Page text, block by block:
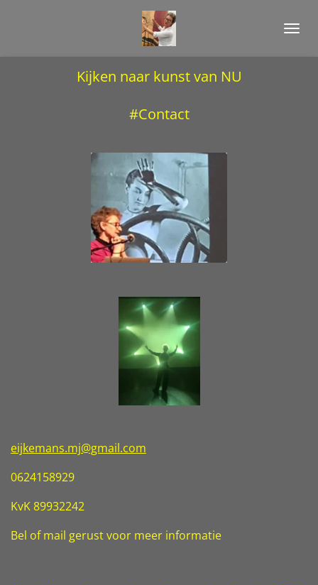
Kijken naar kunst van NU
#Contact
eijkemans.mj@gmail.com
0624158929
KvK 89932242
Bel of mail gerust voor meer informatie